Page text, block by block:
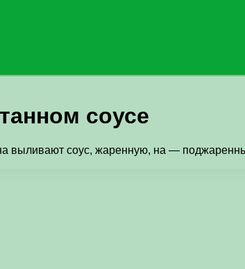
соусе
выливают соус, жаренную, на —